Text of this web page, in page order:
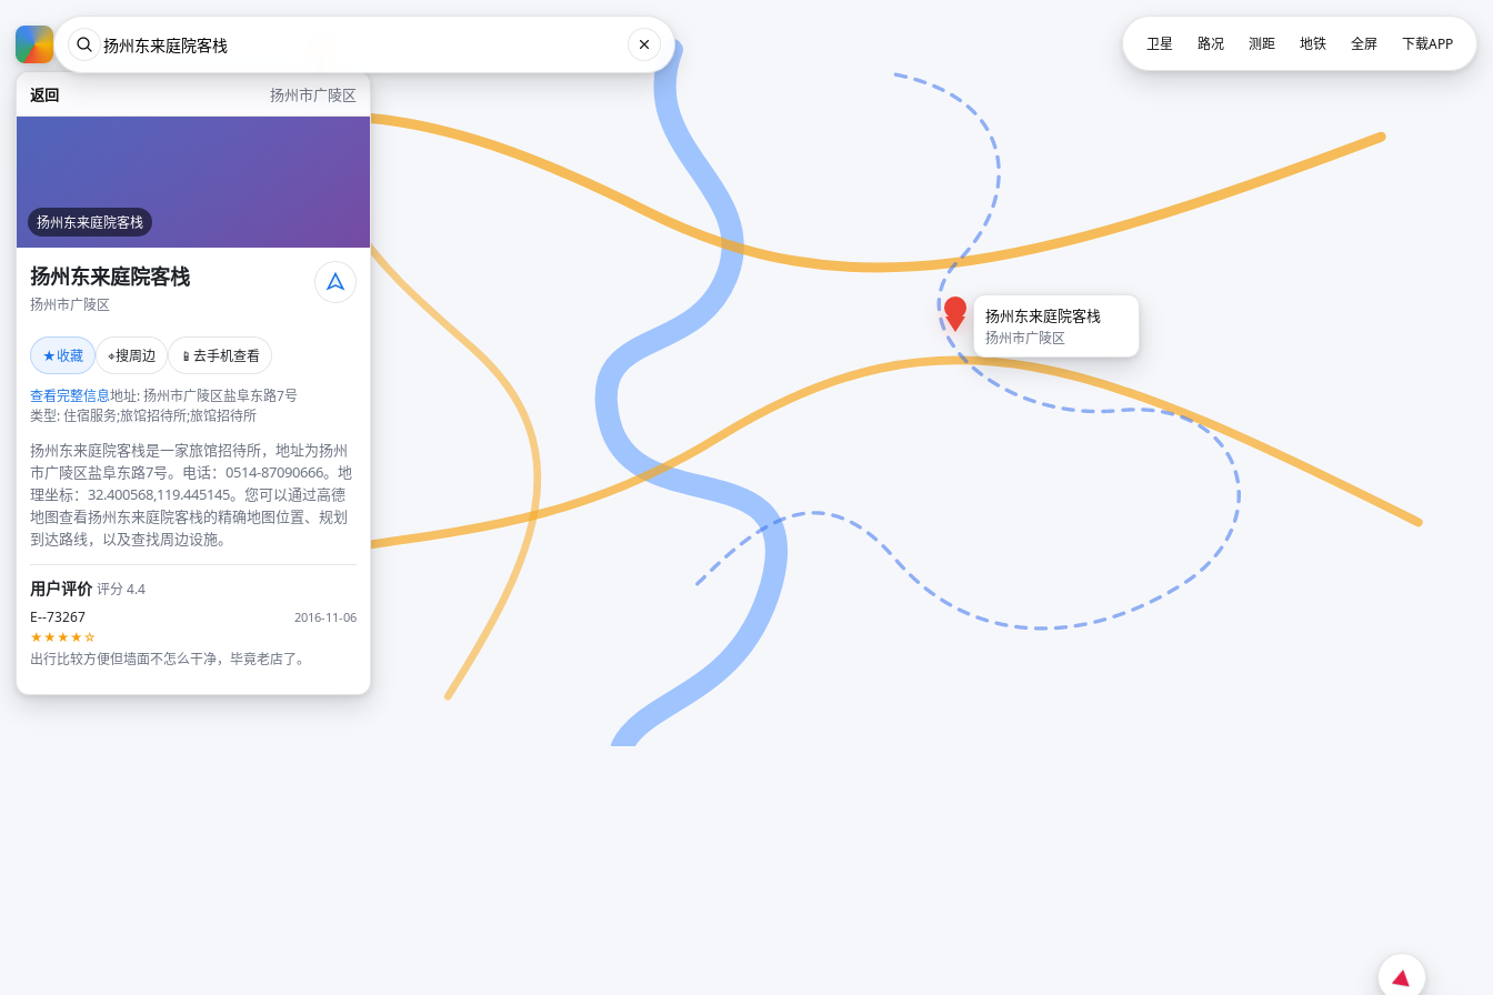
返回 扬州市广陵区
扬州东来庭院客栈
扬州东来庭院客栈
扬州市广陵区
★收藏 ⌖搜周边 📱 去手机查看
查看完整信息地址: 扬州市广陵区盐阜东路7号
类型: 住宿服务;旅馆招待所;旅馆招待所
扬州东来庭院客栈是一家旅馆招待所，地址为扬州
市广陵区盐阜东路7号。电话：0514-87090666。地
理坐标：32.400568,119.445145。您可以通过高德
地图查看扬州东来庭院客栈的精确地图位置、规划
到达路线，以及查找周边设施。
用户评价评分 4.4
E--73267
2016-11-06
★★★★☆
出行比较方便但墙面不怎么干净，毕竟老店了。
扬州东来庭院客栈
扬州市广陵区
卫星 路况 测距 地铁 全屏 下载APP